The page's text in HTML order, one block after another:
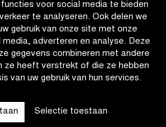
voor social media te bieden
te analyseren. Ook delen we
gebruik van onze site met onze
adverteren en analyse. Deze
gegevens combineren met andere
ze heeft verstrekt of die ze hebben
van uw gebruik van hun services.
Selectie toestaan
Omloop
het
Nieuwsblad
U23